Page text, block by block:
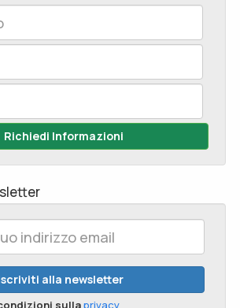
Richiedi Informazioni
sullaprivacy